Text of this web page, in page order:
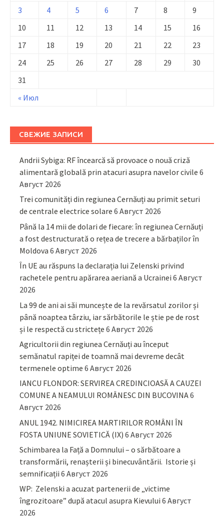
« Июл
3
4 5 6 7 8
9
10
11 12 13 14 15
16
17
18 19 20 21 22
23
24
25 26 27 28 29
30
31
СВЕЖИЕ ЗАПИСИ
Andrii Sybiga: RF încearcă să provoace o nouă criză
alimentară globală prin atacuri asupra navelor civile 6
Август 2026
Trei comunități din regiunea Cernăuți au primit seturi
de centrale electrice solare 6 Август 2026
Până la 14 mii de dolari de fiecare: în regiunea Cernăuți
a fost destructurată o rețea de trecere a bărbaților în
Moldova 6 Август 2026
În UE au răspuns la declarația lui Zelenski privind
rachetele pentru apărarea aeriană a Ucrainei 6 Август
2026
La 99 de ani ai săi muncește de la revărsatul zorilor și
până noaptea târziu, iar sărbătorile le știe pe de rost
și le respectă cu strictețe 6 Август 2026
Agricultorii din regiunea Cernăuți au început
semănatul rapiței de toamnă mai devreme decât
termenele optime 6 Август 2026
IANCU FLONDOR: SERVIREA CREDINCIOASĂ A CAUZEI
COMUNE A NEAMULUI ROMÂNESC DIN BUCOVINA6
Август 2026
ANUL 1942. NIMICIREA MARTIRILOR ROMÂNI ÎN
FOSTA UNIUNE SOVIETICĂ (IX) 6 Август 2026
Schimbarea la Față a Domnului – o sărbătoare a
transformării, renașterii și binecuvântării. Istorie și
semnificații 6 Август 2026
WP: Zelenski a acuzat partenerii de „victime
îngrozitoare” după atacul asupra Kievului 6 Август
2026